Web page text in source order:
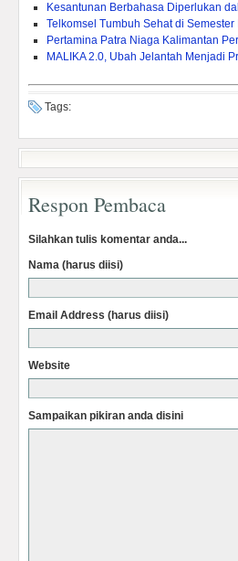
Kesantunan Berbahasa Diperlukan
Telkomsel Tumbuh Sehat di Semester
Pertamina Patra Niaga Kalimantan
MALIKA 2.0, Ubah Jelantah Menjadi
Tags:
Respon Pembaca
Silahkan tulis komentar anda...
Nama (harus diisi)
Email Address (harus diisi)
Website
Sampaikan pikiran anda disini